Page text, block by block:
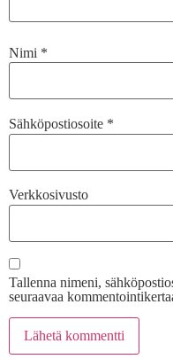
Nimi *
Sähköpostiosoite *
Verkkosivusto
Tallenna nimeni,
seuraavaa